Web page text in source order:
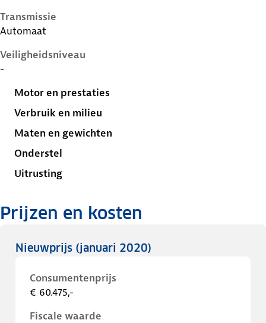
Transmissie
Automaat
Veiligheidsniveau
-
Motor en prestaties
Verbruik en milieu
Maten en gewichten
Onderstel
Uitrusting
Prijzen en kosten
Nieuwprijs (januari 2020)
Consumentenprijs
€ 60.475,-
Fiscale waarde